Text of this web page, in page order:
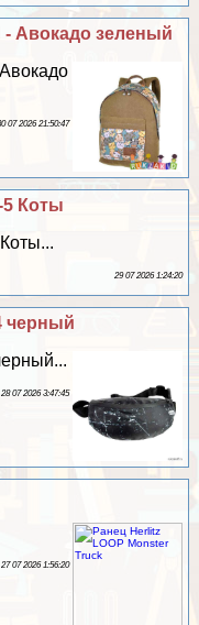
Авокадо зеленый
07 2026 21:50:47
5 Коты
29 07 2026 1:24:20
черный
28 07 2026 3:47:45
27 07 2026 1:56:20